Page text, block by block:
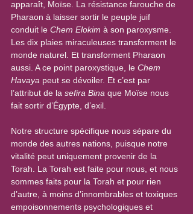
apparaît, Moïse. La résistance farouche de
Pharaon à laisser sortir le peuple juif
conduit le Chem Elokim à son paroxysme.
Les dix plaies miraculeuses transforment le
monde naturel. Et transforment Pharaon
aussi. A ce point paroxystique, le Chem
Havaya peut se dévoiler. Et c’est par
l’attribut de la sefira Bina que Moïse nous
fait sortir d’Égypte, d’exil.
Notre structure spécifique nous sépare du
monde des autres nations, puisque notre
vitalité peut uniquement provenir de la
Torah. La Torah est faite pour nous, et nous
sommes faits pour la Torah et pour rien
d’autre, à moins d’innombrables et toxiques
empoisonnements psychologiques et